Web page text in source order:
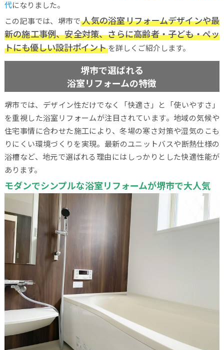
代になりました。
この記事では、堺市で人気の浴室リフォームデザインや最
新の施工事例、安全対策、さらに高齢者・子ども・ペッ
トにも優しい設計ポイントを詳しくご紹介します。
堺市で選ばれる
浴室リフォームの特徴
堺市では、デザイン性だけでなく「快適さ」と「使いやすさ」
を重視した浴室リフォームが注目されています。地域の気候や
住宅事情に合わせた施工により、冬場の寒さ対策や湿気のこも
りにくい環境づくりを実現。最新のユニットバスや断熱仕様の
浴槽など、地元で選ばれる理由にはしっかりとした快適性能が
あります。
モダンでシンプルな浴室リフォームが堺市で大人気